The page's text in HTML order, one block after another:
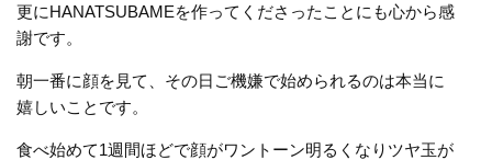
更にHANATSUBAMEを作ってくださったことにも心から感
謝です。
朝一番に顔を見て、その日ご機嫌で始められるのは本当に
嬉しいことです。
食べ始めて1週間ほどで顔がワントーン明るくなりツヤ玉が